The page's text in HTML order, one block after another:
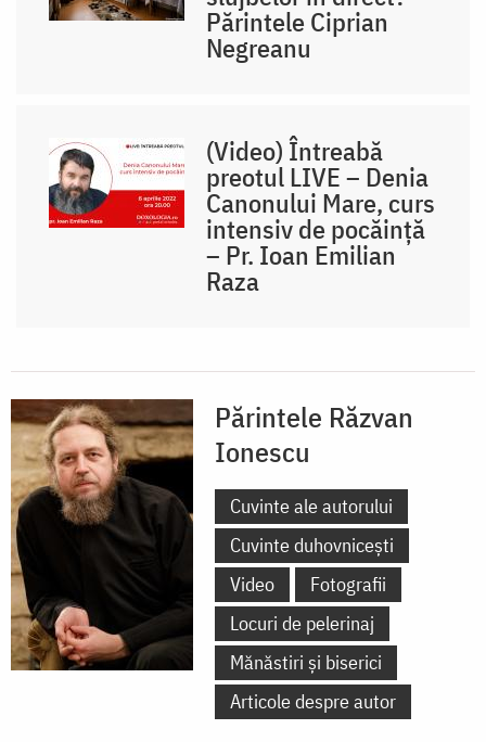
Părintele Ciprian
Negreanu
(Video) Întreabă
preotul LIVE – Denia
Canonului Mare, curs
intensiv de pocăință
– Pr. Ioan Emilian
Raza
Părintele Răzvan
Ionescu
Cuvinte ale autorului
Cuvinte duhovnicești
Video
Fotografii
Locuri de pelerinaj
Mănăstiri și biserici
Articole despre autor